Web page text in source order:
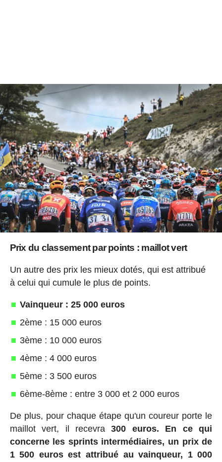
Prix du classement par points : maillot vert
Un autre des prix les mieux dotés, qui est attribué
à celui qui cumule le plus de points.
Vainqueur : 25 000 euros
2ème : 15 000 euros
3ème : 10 000 euros
4ème : 4 000 euros
5ème : 3 500 euros
6ème-8ème : entre 3 000 et 2 000 euros
De plus, pour chaque étape qu'un coureur porte le
maillot vert, il recevra300 euros.
En ce qui
concerne les sprints intermédiaires, un prix de
1 500 euros est attribué au vainqueur, 1 000